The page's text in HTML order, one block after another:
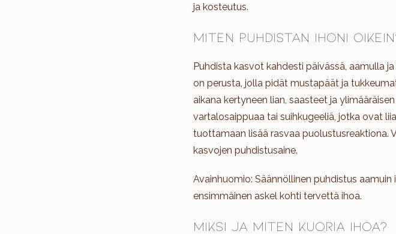
ja kosteutus.
Miten puhdistan ihoni
Puhdista kasvot kahdesti päivässä, aamulla
on perusta, jolla pidät mustapäät ja
aikana kertyneen lian, saasteet ja
vartalosaippuaa tai suihkugeeliä, jotka ovat
tuottamaan lisää rasvaa puolustusreaktiona.
kasvojen puhdistusaine.
Avainhuomio: Säännöllinen puhdistus
ensimmäinen askel kohti tervettä ihoa.
Miksi ja miten kuoria ihoa?